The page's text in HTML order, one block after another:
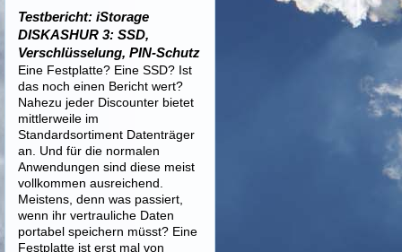
Testbericht: iStorage
DISKASHUR 3: SSD,
Verschlüsselung, PIN-Schutz
Eine Festplatte? Eine SSD? Ist
das noch einen Bericht wert?
Nahezu jeder Discounter bietet
mittlerweile im
Standardsortiment Datenträger
an. Und für die normalen
Anwendungen sind diese meist
vollkommen ausreichend.
Meistens, denn was passiert,
wenn ihr vertrauliche Daten
portabel speichern müsst? Eine
Festplatte ist erst mal von